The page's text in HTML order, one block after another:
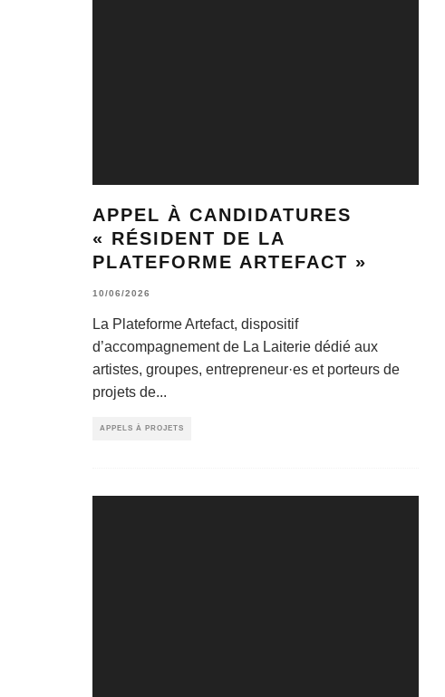
APPEL À CANDIDATURES
« RÉSIDENT DE LA
PLATEFORME ARTEFACT »
10/06/2026
La Plateforme Artefact, dispositif
d’accompagnement de La Laiterie dédié aux
artistes, groupes, entrepreneur·es et porteurs de
projets de...
APPELS À PROJETS